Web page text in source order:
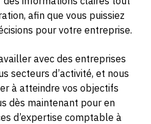
afin que vous puissiez
pour votre entreprise.
avec des entreprises
secteurs d’activité, et nous
à atteindre vos objectifs
dès maintenant pour en
d’expertise comptable à